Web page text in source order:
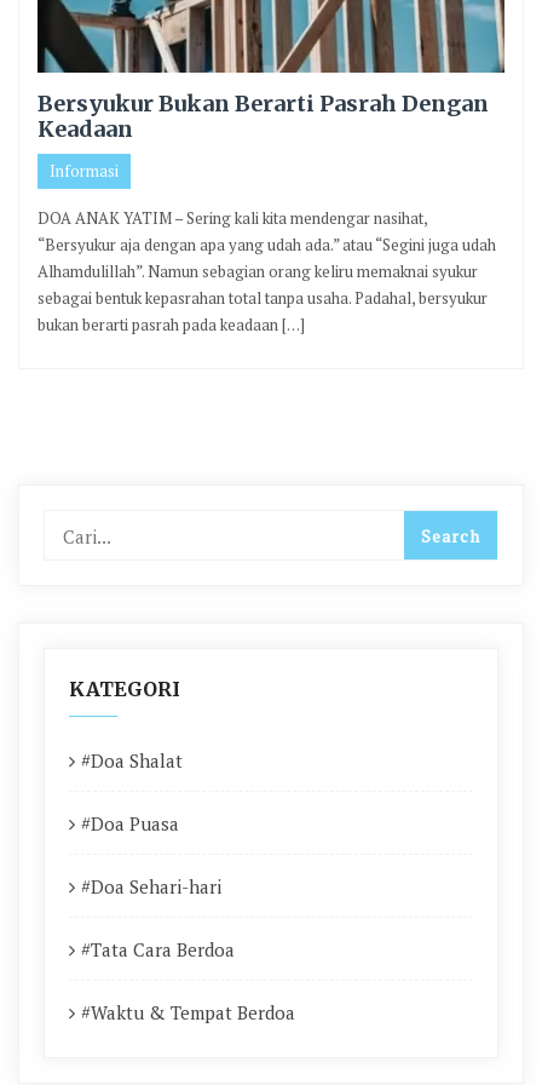
Bersyukur Bukan Berarti Pasrah Dengan
Keadaan
Informasi
DOA ANAK YATIM – Sering kali kita mendengar nasihat,
“Bersyukur aja dengan apa yang udah ada.” atau “Segini juga udah
Alhamdulillah”. Namun sebagian orang keliru memaknai syukur
sebagai bentuk kepasrahan total tanpa usaha. Padahal, bersyukur
bukan berarti pasrah pada keadaan […]
KATEGORI
#Doa Shalat
#Doa Puasa
#Doa Sehari-hari
#Tata Cara Berdoa
#Waktu & Tempat Berdoa